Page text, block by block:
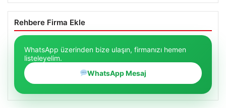
Rehbere Firma Ekle
WhatsApp üzerinden bize ulaşın, firmanızı hemen
listeleyelim.
WhatsApp Mesaj